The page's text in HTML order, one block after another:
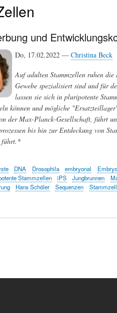
und
Do, 17.02.2022 — Christina Beck
Auf adulten Stammzellen ruhen
Gewebe spezialisiert sind und für
lassen sie sich in pluripotente
können und mögliche
der Max-Planck-Gesellschaft, führt
bis hin zur Entdeckung von
führt.*
DNA Drosophila embryonal
Stammzellen
iPS Jungbrunnen
Hans Schöler Sequenzen